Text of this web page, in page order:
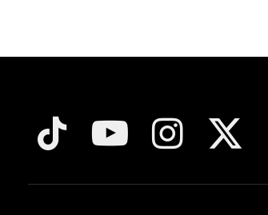
X الانستغرام يوتيوب تيكتوك